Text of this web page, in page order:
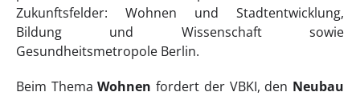
Zukunftsfelder: Wohnen und Stadtentwicklung,
Bildung und Wissenschaft sowie
Gesundheitsmetropole Berlin.
Beim ThemaWohnen fordert der VBKI, den Neubau